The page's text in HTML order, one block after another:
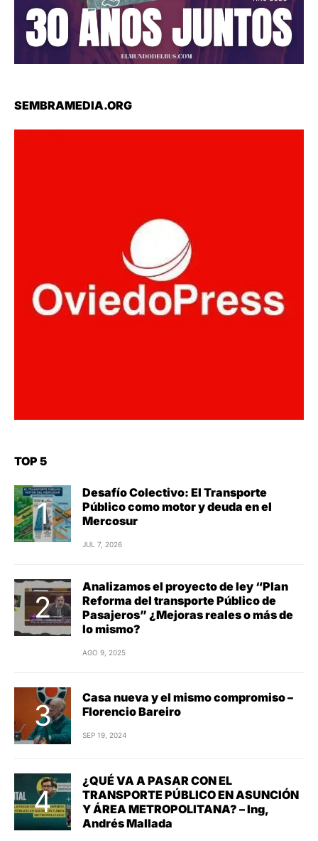
SEMBRAMEDIA.ORG
TOP 5
Desafío Colectivo: El Transporte
Público como motor y deuda en el
Mercosur
JUL 7, 2026
Analizamos el proyecto de ley “Plan
Reforma del transporte Público de
Pasajeros” ¿Mejoras reales o más de
lo mismo?
AGO 9, 2025
Casa nueva y el mismo compromiso –
Florencio Bareiro
SEP 19, 2024
¿QUÉ VA A PASAR CON EL
TRANSPORTE PÚBLICO EN ASUNCIÓN
Y ÁREA METROPOLITANA? – Ing,
Andrés Mallada